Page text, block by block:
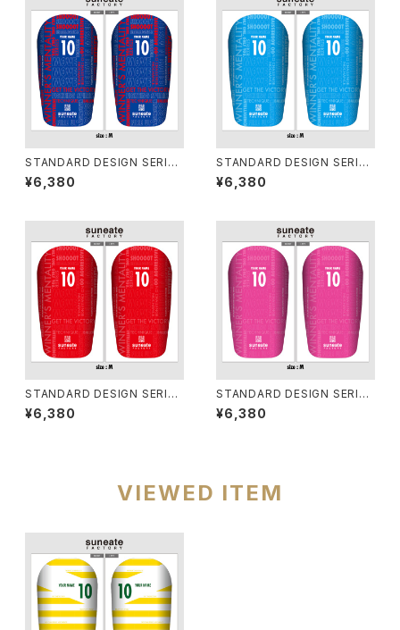
STANDARD DESIGN SERIES
[TYPOGRAPHY TRICOLOR
E]
¥6,380
STANDARD DESIGN SERIES
[TYPOGRAPHY SKY]
¥6,380
STANDARD DESIGN SERIES
[TYPOGRAPHY RED]
¥6,380
STANDARD DESIGN SERIES
[TYPOGRAPHY PINK]
¥6,380
VIEWED ITEM